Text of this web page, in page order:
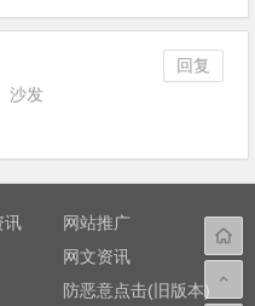
回复
沙发
讯
网站推广
网文资讯
防恶意点击(旧版本)